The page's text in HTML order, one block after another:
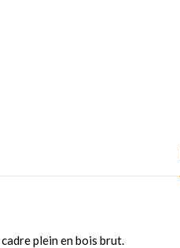
plein en bois brut.